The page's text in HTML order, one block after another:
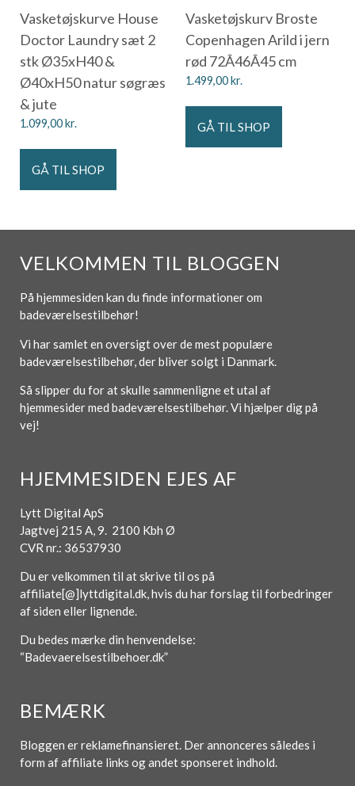
Vasketøjskurve House
Doctor Laundry sæt 2
stk Ø35xH40 &
Ø40xH50 natur søgræs
& jute
1.099,00kr.
GÅ TIL SHOP
Vasketøjskurv Broste
Copenhagen Arild i jern
rød 72Ã46Ã45 cm
1.499,00kr.
GÅ TIL SHOP
VELKOMMEN TIL BLOGGEN
På hjemmesiden kan du finde informationer om
badeværelsestilbehør!
Vi har samlet en oversigt over de mest populære
badeværelsestilbehør, der bliver solgt i Danmark.
Så slipper du for at skulle sammenligne et utal af
hjemmesider med badeværelsestilbehør. Vi hjælper dig på
vej!
HJEMMESIDEN EJES AF
Lytt Digital ApS
Jagtvej 215 A, 9. 2100 Kbh Ø
CVR nr.: 36537930
Du er velkommen til at skrive til os på
affiliate[@]lyttdigital.dk, hvis du har forslag til forbedringer
af siden eller lignende.
Du bedes mærke din henvendelse:
“Badevaerelsestilbehoer.dk”
BEMÆRK
Bloggen er reklamefinansieret. Der annonceres således i
form af affiliate links og andet sponseret indhold.